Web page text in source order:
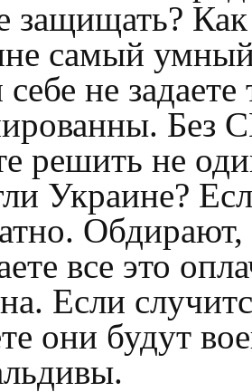
защищать?
самый
не
Без
решить не
Украине?
все это
Если
они будут